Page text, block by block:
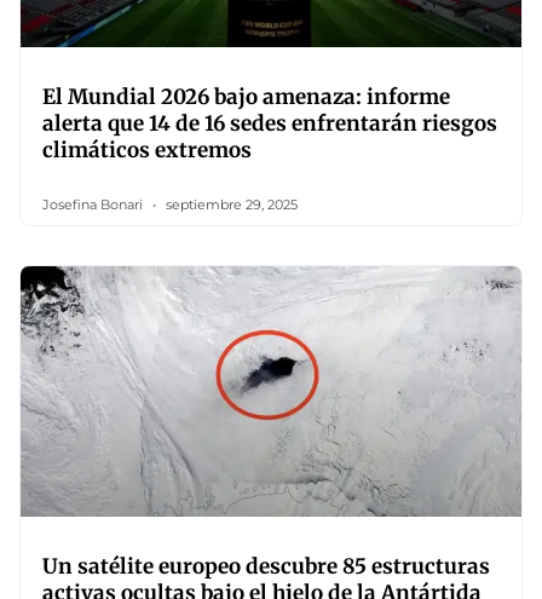
El Mundial 2026 bajo amenaza: informe
alerta que 14 de 16 sedes enfrentarán riesgos
climáticos extremos
Josefina Bonari septiembre 29, 2025
Un satélite europeo descubre 85 estructuras
activas ocultas bajo el hielo de la Antártida